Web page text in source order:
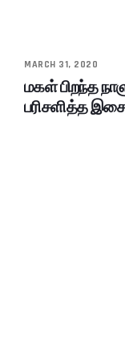
MARCH 31, 2020
மகள் பிறந்த
பரிசளித்த